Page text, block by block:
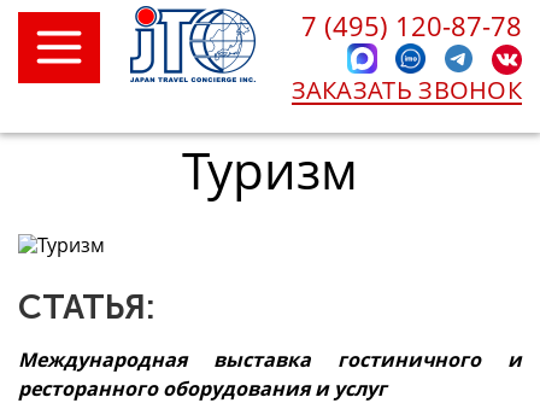
7 (495) 120-87-78
ЗАКАЗАТЬ ЗВОНОК
Туризм
СТАТЬЯ:
Международная выставка гостиничного и
ресторанного оборудования и услуг